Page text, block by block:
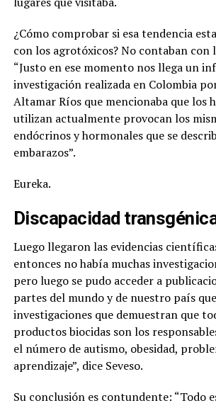
¿Cómo comprobar si esa tendencia
con los agrotóxicos? No contaban con
“Justo en ese momento nos llega un
investigación realizada en Colombia
Altamar Ríos que mencionaba que los
utilizan actualmente provocan los
endócrinos y hormonales que se
embarazos”.
Eureka.
Discapacidad
Luego llegaron las evidencias
entonces no había muchas
pero luego se pudo acceder a
partes del mundo y de nuestro país
investigaciones que demuestran que
productos biocidas son los
el número de autismo, obesidad,
aprendizaje”, dice Seveso.
Su conclusión es contundente: “Todo